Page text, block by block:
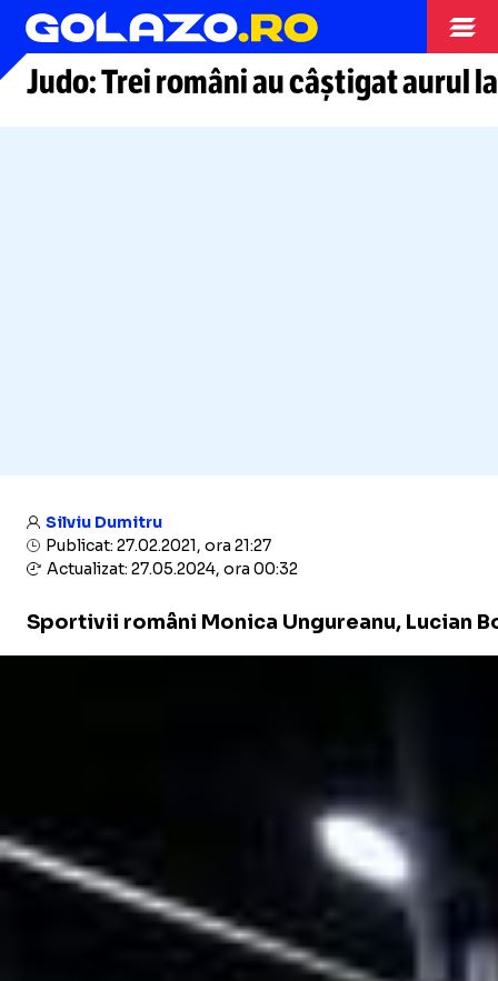
Alte sporturi
​Judo: Trei români au câștigat aurul
Silviu Dumitru
Publicat: 27.02.2021, ora 21:27
Actualizat: 27.05.2024, ora 00:32
​Sportivii români Monica Ungureanu, Lucian